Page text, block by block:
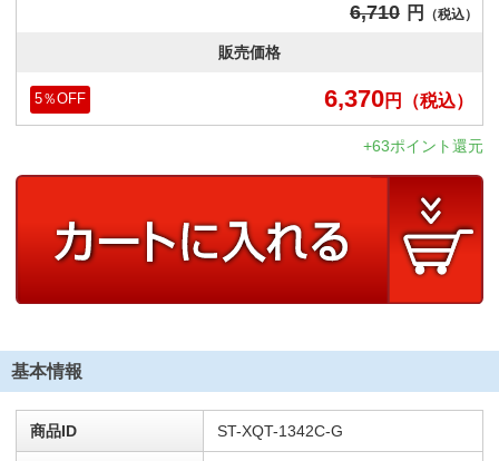
6,710 円 （税込）
販売価格
6,370円 （税込）
5％OFF
+63ポイント還元
基本情報
商品ID ST-XQT-1342C-G